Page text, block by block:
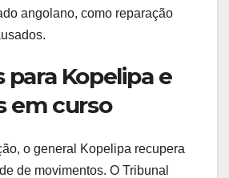
angolano, como reparação
para Kopelipa e
em curso
o general Kopelipa recupera
de movimentos. O Tribunal